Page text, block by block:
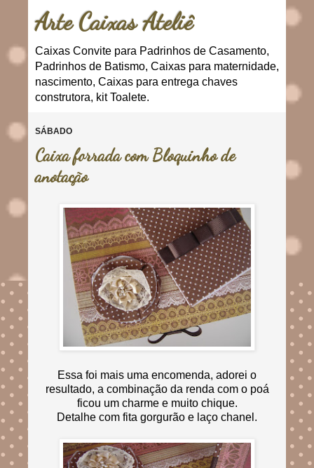
Arte Caixas Ateliê
Caixas Convite para Padrinhos de Casamento,
Padrinhos de Batismo, Caixas para maternidade,
nascimento, Caixas para entrega chaves
construtora, kit Toalete.
SÁBADO
Caixa forrada com Bloquinho de
anotação
Essa foi mais uma encomenda, adorei o
resultado, a combinação da renda com o poá
ficou um charme e muito chique.
Detalhe com fita gorgurão e laço chanel.